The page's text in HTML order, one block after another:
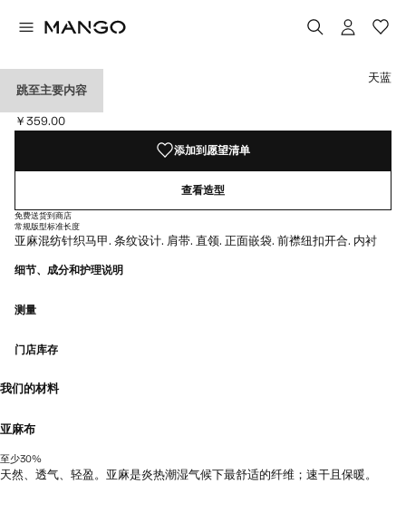
跳至主要内容
条纹系扣马甲
当前价格 [￥359.00 ]
￥359.00
选择颜色
天蓝
添加到愿望清单
查看造型
免费送货到商店
常规版型标准长度
亚麻混纺针织马甲. 条纹设计. 肩带. 直领. 正面嵌袋. 前襟纽扣开合. 内衬
细节、成分和护理说明
测量
门店库存
我们的材料
亚麻布
至少30%
天然、透气、轻盈。亚麻是炎热潮湿气候下最舒适的纤维；速干且保暖。